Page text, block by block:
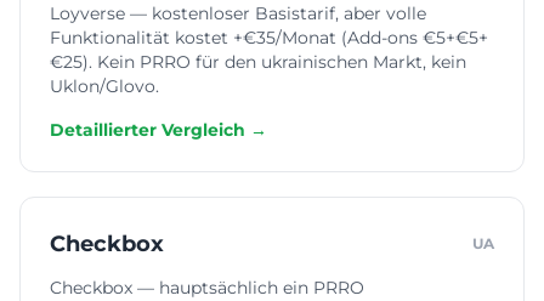
Loyverse — kostenloser Basistarif, aber volle
Funktionalität kostet +€35/Monat (Add-ons €5+€5+
€25). Kein PRRO für den ukrainischen Markt, kein
Uklon/Glovo.
Detaillierter Vergleich →
Checkbox UA
Checkbox — hauptsächlich ein PRRO